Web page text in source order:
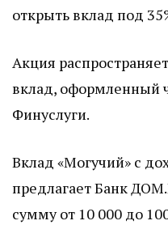
открыть вклад под
Акция
вклад, оформленный
Финуслуги.
Вклад «Могучий» с
предлагает Банк
сумму от 10 000 до